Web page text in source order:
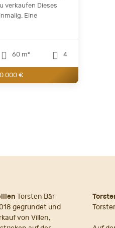
verkaufen Dieses
Eine
60 m² 4
€
Torsten Bär
gegründet und
von Villen,